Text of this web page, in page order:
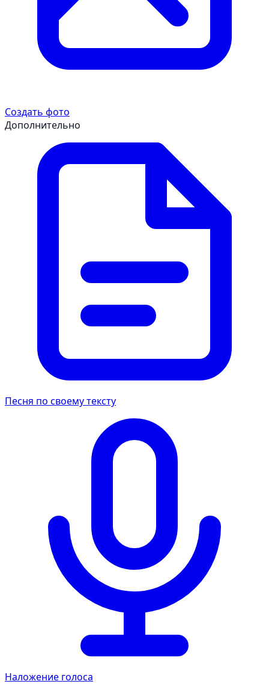
Создать фото
Дополнительно
Песня по своему тексту
Наложение голоса